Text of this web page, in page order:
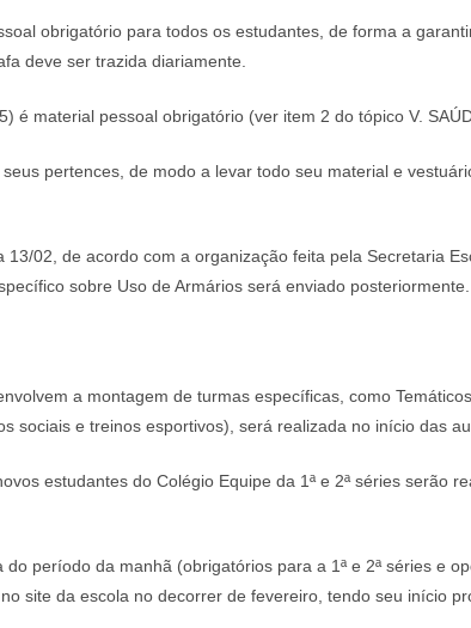
obrigatório para todos os estudantes, de forma a
deve ser trazida diariamente.
é material pessoal obrigatório (ver item 2 do tópico V.
pertences, de modo a levar todo seu material e
02, de acordo com a organização feita pela Secretaria
sobre Uso de Armários será enviado posteriormente.
a montagem de turmas específicas, como
sociais e treinos esportivos), será realizada no início das
estudantes do Colégio Equipe da 1ª e 2ª séries serão
período da manhã (obrigatórios para a 1ª e 2ª séries e
site da escola no decorrer de fevereiro, tendo seu início